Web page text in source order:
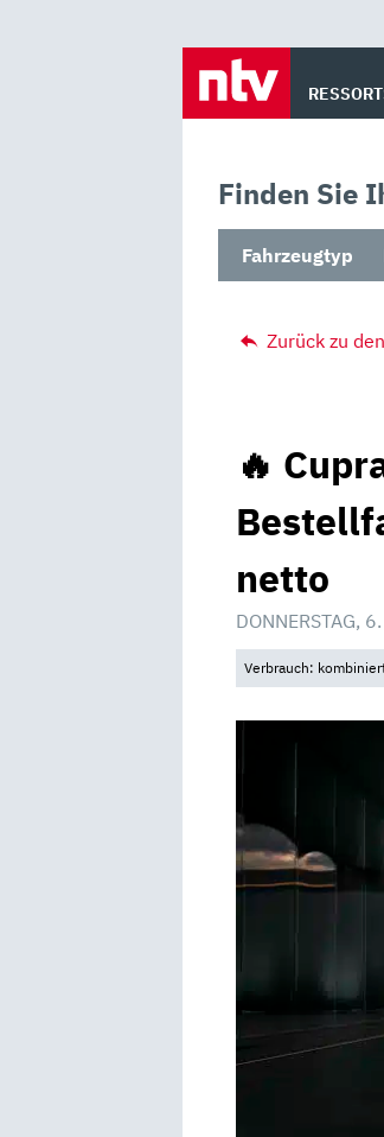
Finden Sie
Fahrzeugtyp
Zurück zu
🔥
netto
DONNERSTAG,
Verbrauch: